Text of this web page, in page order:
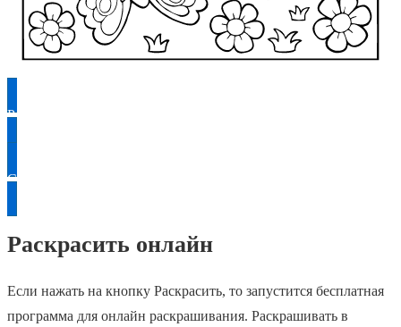
Раскрасить
Скачать
Раскрасить онлайн
Если нажать на кнопку Раскрасить, то запустится бесплатная
программа для онлайн раскрашивания. Раскрашивать в